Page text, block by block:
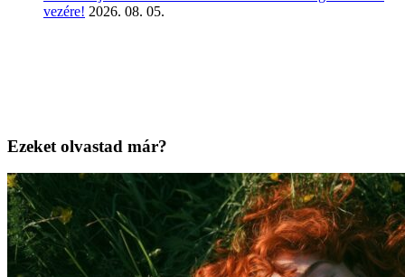
vezére! 2026. 08. 05.
Ezeket olvastad már?